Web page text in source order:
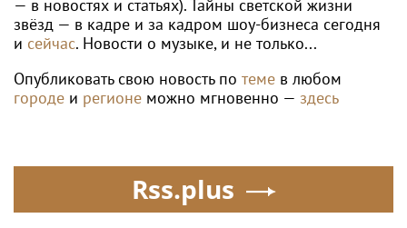
— в новостях и статьях). Тайны светской жизни
звёзд — в кадре и за кадром шоу-бизнеса сегодня
и сейчас. Новости о музыке, и не только...
Опубликовать свою новость по теме в любом
городе и регионе можно мгновенно — здесь
Rss.plus